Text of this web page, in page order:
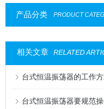
产品分类 PRODUCT
相关文章 RELATED
台式恒温振荡器的工作
台式恒温振荡器要规范